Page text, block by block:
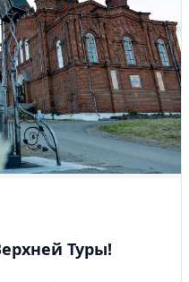
Туры!